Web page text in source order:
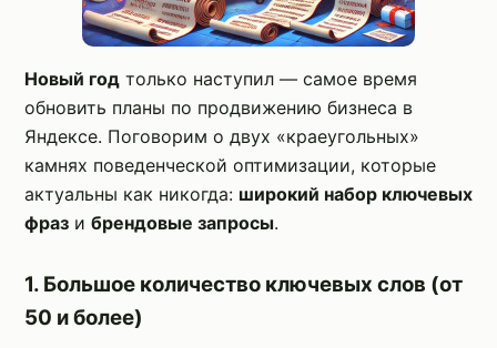
Новый год только наступил — самое время
обновить планы по продвижению бизнеса в
Яндексе. Поговорим о двух «краеугольных»
камнях поведенческой оптимизации, которые
актуальны как никогда: широкий набор ключевых
фраз и брендовые запросы.
1. Большое количество ключевых слов (от
50 и более)